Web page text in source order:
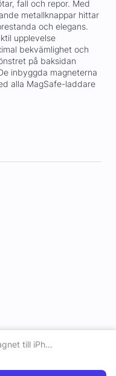
C&C - Olly skal med magnet till iPhone 17 Pro Svart
fall och repor. Med
metallknappar hittar
och elegans.
upplevelse
bekvämlighet och
på baksidan
inbyggda magneterna
alla MagSafe-laddare